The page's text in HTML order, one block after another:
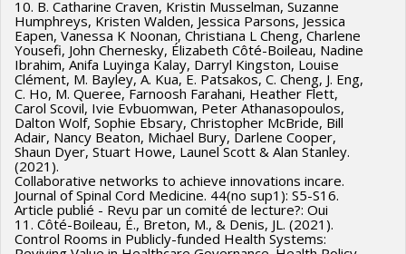
10. B. Catharine Craven, Kristin Musselman, Suzanne
Humphreys, Kristen Walden, Jessica Parsons, Jessica
Eapen, Vanessa K Noonan, Christiana L Cheng, Charlene
Yousefi, John Chernesky, Élizabeth Côté-Boileau, Nadine
Ibrahim, Anifa Luyinga Kalay, Darryl Kingston, Louise
Clément, M. Bayley, A. Kua, E. Patsakos, C. Cheng, J. Eng,
C. Ho, M. Queree, Farnoosh Farahani, Heather Flett,
Carol Scovil, Ivie Evbuomwan, Peter Athanasopoulos,
Dalton Wolf, Sophie Ebsary, Christopher McBride, Bill
Adair, Nancy Beaton, Michael Bury, Darlene Cooper,
Shaun Dyer, Stuart Howe, Launel Scott & Alan Stanley.
(2021).
Collaborative networks to achieve innovations incare.
Journal of Spinal Cord Medicine. 44(no sup1): S5-S16.
Article publié - Revu par un comité de lecture?: Oui
11. Côté-Boileau, É., Breton, M., & Denis, JL. (2021).
Control Rooms in Publicly-funded Health Systems: